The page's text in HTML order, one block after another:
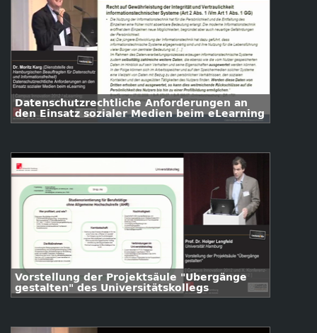
Datenschutzrechtliche Anforderungen an
den Einsatz sozialer Medien beim eLearning
Vorstellung der Projektsäule "Übergänge
gestalten" des Universitätskollegs